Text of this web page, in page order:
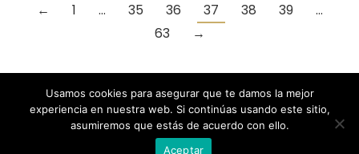
← 1 … 35 36 37 38 39
…
63
→
Designed by Animation Graphics
POLÍTICA DE PRIVACIDAD |COOKIES |
Usamos cookies para asegurar que te damos la mejor
experiencia en nuestra web. Si continúas usando este sitio,
asumiremos que estás de acuerdo con ello.
Aceptar